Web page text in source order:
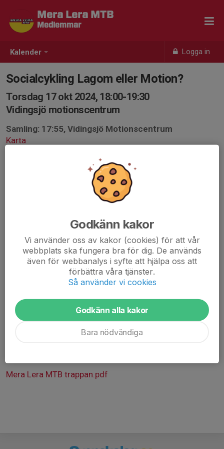
Kalender Logga in
Mera Lera MTB
Medlemmar
Socialcykling Lagom eller Motion?
Torsdag 17 okt 2024, 18:00-19:30
Vidingsjö motionscentrum
Samling: 17:55, Vidingsjö Motionscentrum
Karta
Socialcykling för den lite mer vane cyklisten då vi kör på
alla slags stigar som stundom kan vara stökiga med
Passet kan även bli ledarlöst och se det då som ett
tillfälle att träffas och cykla tillsammans ändå.
Skriv gärna i kommentarsfältet vilken nivå enligt
klubbens dokument "Trappan" som ni önskar cykla.
Det är bra att var och en har med sig ny slang och
verktyg om olyckan är framme så hjälps vi åt att fixa.
Välkomna!
PS. Senare under hösten när stigarna blir för blöta
Mera Lera MTB trappan.pdf
Godkänn kakor
Vi använder oss av kakor (cookies) för att vår
webbplats ska fungera bra för dig. De används
även för webbanalys i syfte att hjälpa oss att
förbättra våra tjänster.
Så använder vi cookies
Godkänn alla kakor
Bara nödvändiga